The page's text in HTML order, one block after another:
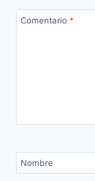
Comentario *
Nombre